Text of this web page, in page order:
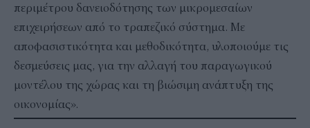
περιμέτρου δανειοδότησης των μικρομεσαίων
επιχειρήσεων από το τραπεζικό σύστημα. Με
αποφασιστικότητα και μεθοδικότητα, υλοποιούμε τις
δεσμεύσεις μας, για την αλλαγή του παραγωγικού
μοντέλου της χώρας και τη βιώσιμη ανάπτυξη της
οικονομίας».